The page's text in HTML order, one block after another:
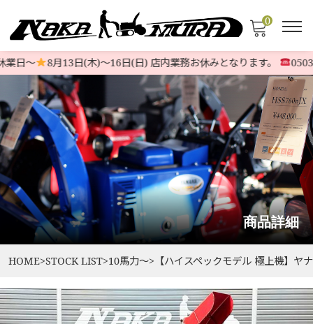
商品詳細
HOME>STOCK LIST>10馬力〜> 【ハイスペックモデル 極上機】
0
〜 8月13日(木)〜16日(日) 店内業務お休みとなります。